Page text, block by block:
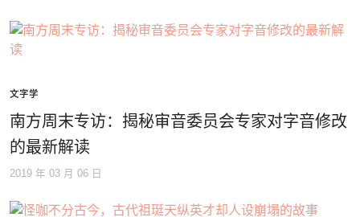
文字学
南方周末专访：揭秘审音委员会专家对字音修改
的最新解读
2019 年 03 月 06 日